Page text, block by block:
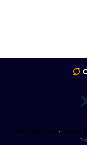
Privacybeleid•